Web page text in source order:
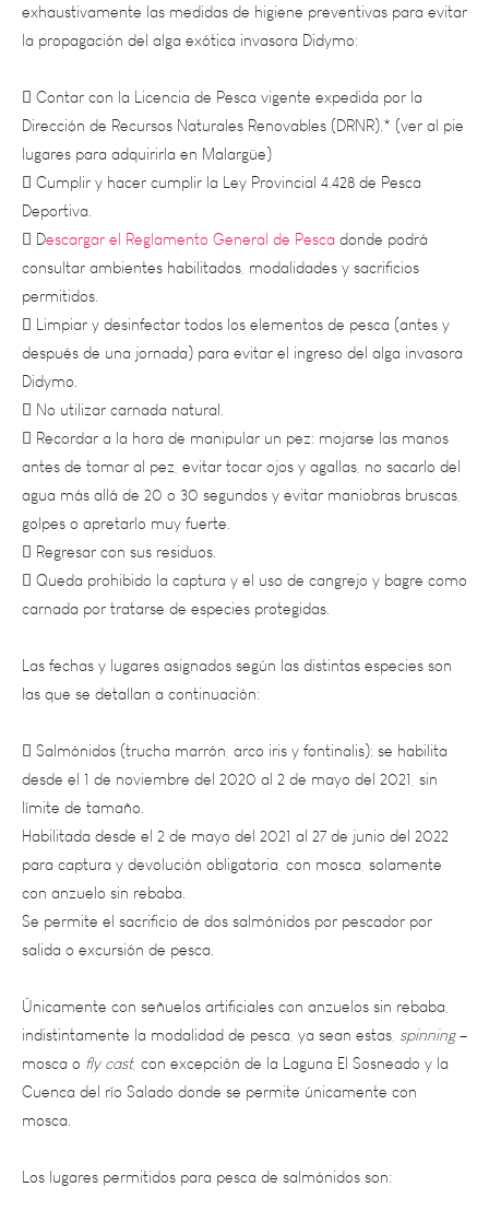
 Contar con la Licencia de Pesca vigente expedida por la
Dirección de Recursos Naturales Renovables (DRNR).* (ver al pie
lugares para adquirirla en Malargüe)
 Cumplir y hacer cumplir la Ley Provincial 4.428 de Pesca
Deportiva.
 Descargar el Reglamento General de Pescadonde podrá
consultar ambientes habilitados, modalidades y sacrificios
permitidos.
 Limpiar y desinfectar todos los elementos de pesca (antes y
después de una jornada) para evitar el ingreso del alga invasora
Didymo.
 No utilizar carnada natural.
 Recordar a la hora de manipular un pez: mojarse las manos
antes de tomar al pez, evitar tocar ojos y agallas, no sacarlo del
agua más allá de 20 o 30 segundos y evitar maniobras bruscas,
golpes o apretarlo muy fuerte.
 Regresar con sus residuos.
 Queda prohibido la captura y el uso de cangrejo y bagre como
carnada por tratarse de especies protegidas.
Las fechas y lugares asignados según las distintas especies son
las que se detallan a continuación:
 Salmónidos (trucha marrón, arco iris y fontinalis): se habilita
desde el 1 de noviembre del 2020 al 2 de mayo del 2021, sin
límite de tamaño.
Habilitada desde el 2 de mayo del 2021 al 27 de junio del 2022
para captura y devolución obligatoria, con mosca, solamente
con anzuelo sin rebaba.
Se permite el sacrificio de dos salmónidos por pescador por
salida o excursión de pesca.
Únicamente con señuelos artificiales con anzuelos sin rebaba,
indistintamente la modalidad de pesca, ya sean estas,spinning
mosca ofly cast, con excepción de la Laguna El Sosneado y la
Cuenca del río Salado donde se permite únicamente con
mosca.
Los lugares permitidos para pesca de salmónidos son:
-Cuenca del Río Atuel: En toda su extensión hasta el Embalse El